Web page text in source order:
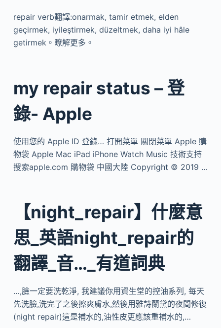
repair verb翻譯:onarmak, tamir etmek, elden
geçirmek, iyileştirmek, düzeltmek, daha iyi hâle
getirmek。瞭解更多。
my repair status – 登
錄- Apple
使用您的 Apple ID 登錄… 打開菜單 關閉菜單 Apple 購
物袋 Apple Mac iPad iPhone Watch Music 技術支持
搜索apple.com 購物袋 中國大陸 Copyright © 2019 …
【night_repair】什麼意
思_英語night_repair的
翻譯_音…_有道詞典
…,臉一定要洗乾淨, 我建議你用資生堂的控油系列, 每天
先洗臉,洗完了之後擦爽膚水,然後用雅詩蘭黛的夜間修復
(night repair)這是補水的,油性皮更應該重補水的,…